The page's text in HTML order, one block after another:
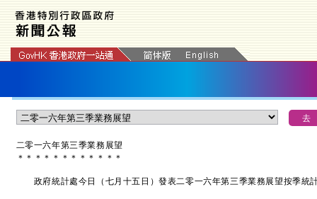
二零一六年第三季業務展望
＊ ＊ ＊ ＊ ＊ ＊ ＊ ＊ ＊ ＊ ＊ ＊
政府統計處今日（七月十五日）發表二零一六年第三季業務展望按季統